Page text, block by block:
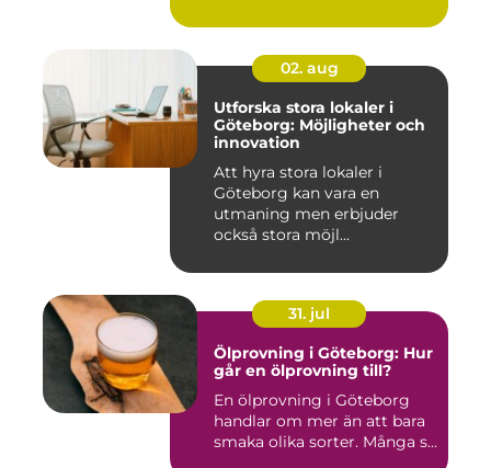
02. aug
Utforska stora lokaler i
Göteborg: Möjligheter och
innovation
Att hyra stora lokaler i
Göteborg kan vara en
utmaning men erbjuder
också stora möjl...
31. jul
Ölprovning i Göteborg: Hur
går en ölprovning till?
En ölprovning i Göteborg
handlar om mer än att bara
smaka olika sorter. Många s...